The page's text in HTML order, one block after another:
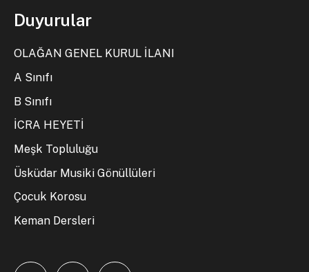
Duyurular
OLAĞAN GENEL KURUL İLANI
A Sınıfı
B Sınıfı
İCRA HEYETİ
Meşk Topluluğu
Üsküdar Musiki Gönüllüleri
Çocuk Korosu
Keman Dersleri